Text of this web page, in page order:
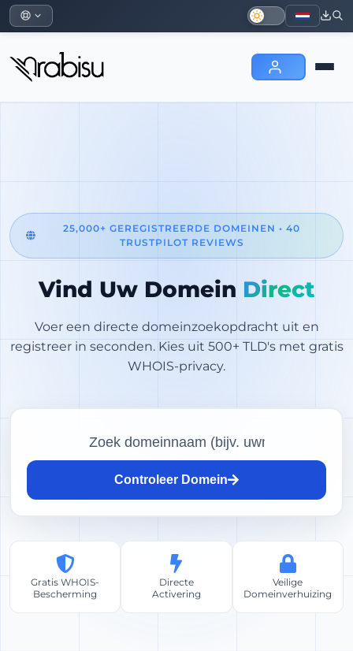
25,000+ GEREGISTREERDE DOMEINEN • 40
TRUSTPILOT REVIEWS
Vind Uw Domein Direct
Voer een directe domeinzoekopdracht uit en
registreer in seconden. Kies uit 500+ TLD's met gratis
WHOIS-privacy.
Controleer Domein
Gratis WHOIS-
Bescherming
Directe
Activering
Veilige
Domeinverhuizing